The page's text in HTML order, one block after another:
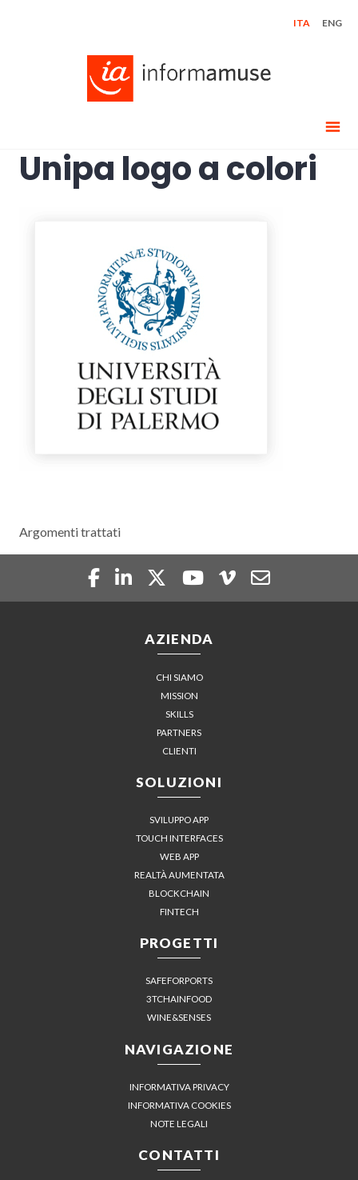
ITA ENG
Unipa logo a colori
Argomenti trattati
AZIENDA
CHI SIAMO
MISSION
SKILLS
PARTNERS
CLIENTI
SOLUZIONI
SVILUPPO APP
TOUCH INTERFACES
WEB APP
REALTÀ AUMENTATA
BLOCKCHAIN
FINTECH
PROGETTI
SAFEFORPORTS
3TCHAINFOOD
WINE&SENSES
NAVIGAZIONE
INFORMATIVA PRIVACY
INFORMATIVA COOKIES
NOTE LEGALI
CONTATTI